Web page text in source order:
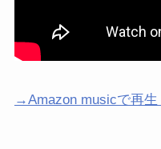
→Amazon musicで再生